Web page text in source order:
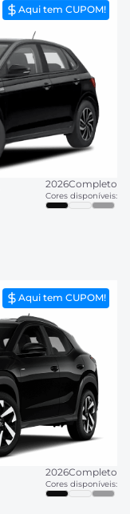
Aqui tem CUPOM!
2026Completo
Cores disponíveis:
Aqui tem CUPOM!
2026Completo
Cores disponíveis: